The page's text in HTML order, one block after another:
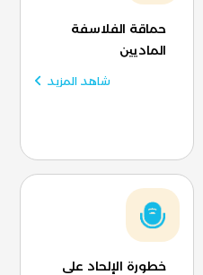
حماقة الفلاسفة
الماديين
شاهد المزيد
خطورة الإلحاد على